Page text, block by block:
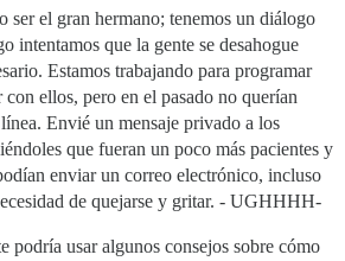
ser el gran hermano; tenemos un diálogo
intentamos que la gente se desahogue
Estamos trabajando para programar
ellos, pero en el pasado no querían
Envié un mensaje privado a los
que fueran un poco más pacientes y
enviar un correo electrónico, incluso
de quejarse y gritar. - UGHHHH-
podría usar algunos consejos sobre cómo